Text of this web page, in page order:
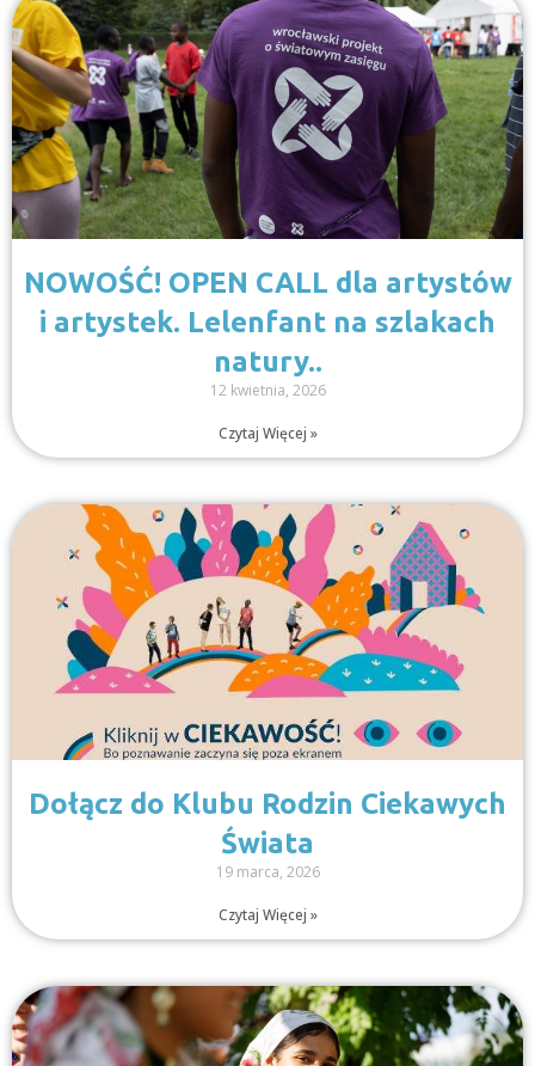
NOWOŚĆ! OPEN CALL dla artystów
i artystek. Lelenfant na szlakach
natury..
12 kwietnia, 2026
Czytaj Więcej »
Dołącz do Klubu Rodzin Ciekawych
Świata
19 marca, 2026
Czytaj Więcej »